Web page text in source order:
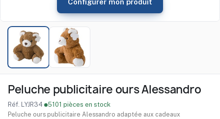
Configurer mon produit
Peluche publicitaire ours Alessandro
Réf. LYJR34· 5101 pièces en stock
Peluche ours publicitaire Alessandro adaptée aux cadeaux